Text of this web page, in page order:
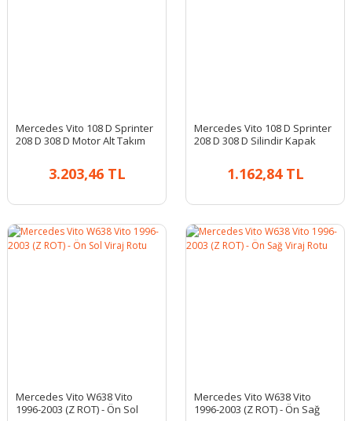
Mercedes Vito 108 D Sprinter
208 D 308 D Motor Alt Takım
3.203,46 TL
Mercedes Vito 108 D Sprinter
208 D 308 D Silindir Kapak
1.162,84 TL
Mercedes Vito W638 Vito
1996-2003 (Z ROT) - Ön Sol
Mercedes Vito W638 Vito
1996-2003 (Z ROT) - Ön Sağ